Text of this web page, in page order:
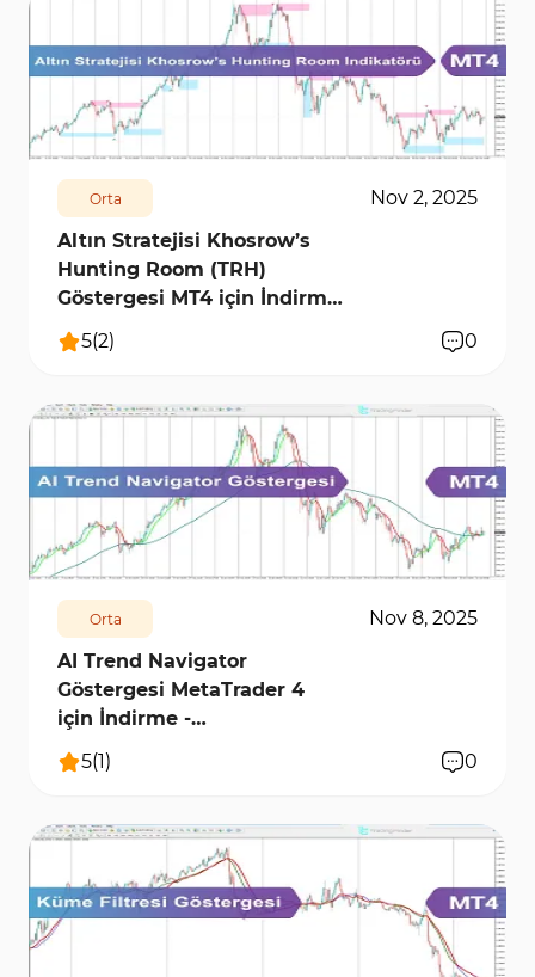
2034 15124
Orta
Nov 2, 2025
Altın Stratejisi Khosrow’s
Hunting Room (TRH)
Göstergesi MT4 için İndirme
- [TradingFinder]
5(2) 0
744 7553 0
Orta
Nov 8, 2025
AI Trend Navigator
Göstergesi MetaTrader 4
için İndirme -
[TradingFinder]
5(1) 0